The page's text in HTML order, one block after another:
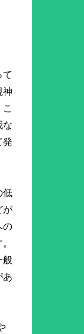
て
神
な
発
低
が
の
般
あ